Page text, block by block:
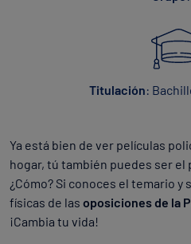
Titulación:
Ya está bien de ver películas
hogar, tú también puedes ser el
¿Cómo? Si conoces el temario y
físicas de las oposiciones de la
¡Cambia tu vida!